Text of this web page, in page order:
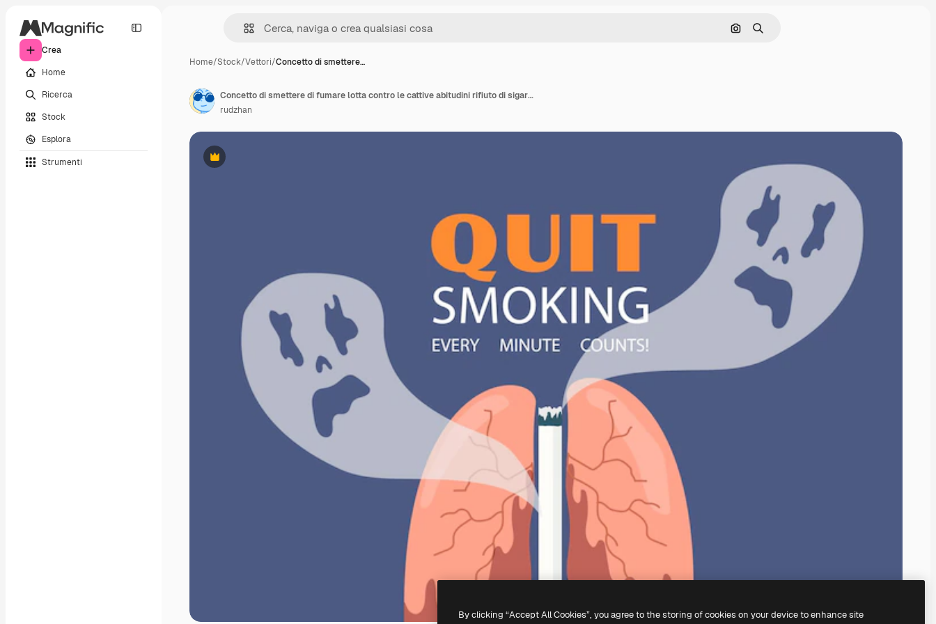
Crea
Home
Ricerca
Stock
Esplora
Strumenti
Cerca per immagine
Ricerca
Home/Stock/Vettori/Concetto di smettere…
Premium
Concetto di smettere di fumare lotta contro le cattive abitudini rifiuto di sigarette nicotina e tabacco poster o
rudzhan
By clicking “Accept All Cookies”, you agree to the storing of cookies on your device to enhance site